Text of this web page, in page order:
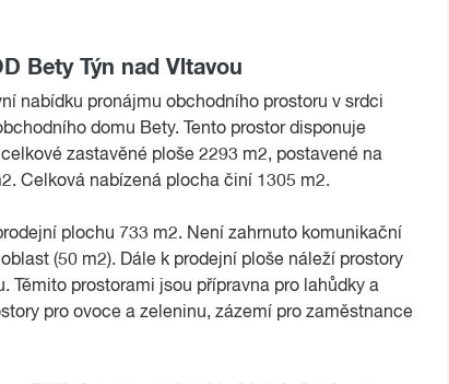
Bety Týn nad Vltavou
nabídku pronájmu obchodního prostoru v srdci
domu Bety. Tento prostor disponuje
zastavěné ploše 2293 m2, postavené na
Celková nabízená plocha činí 1305 m2.
plochu 733 m2. Není zahrnuto komunikační
(50 m2). Dále k prodejní ploše náleží prostory
Těmito prostorami jsou přípravna pro lahůdky a
pro ovoce a zeleninu, zázemí pro zaměstnance